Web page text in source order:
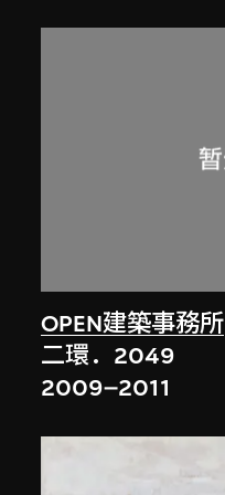
OPEN建築事務所
二環．2049
2009–2011